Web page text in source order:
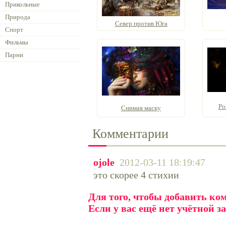
Прикольные
Природа
Спорт
Фильмы
Парни
Север против Юга
Снимая маску
Комментарии
ojole 2012-03-11 18:19:47
это скорее 4 стихии
Для того, чтобы добавить
Если у вас ещё нет учётной